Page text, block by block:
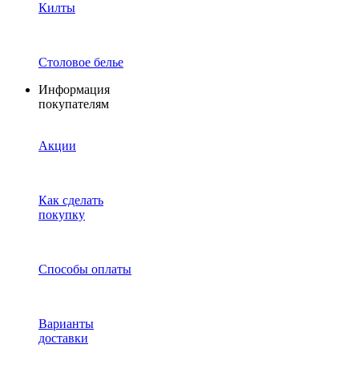
Килты
Столовое белье
Информация
покупателям
Акции
Как сделать
покупку
Способы оплаты
Варианты
доставки